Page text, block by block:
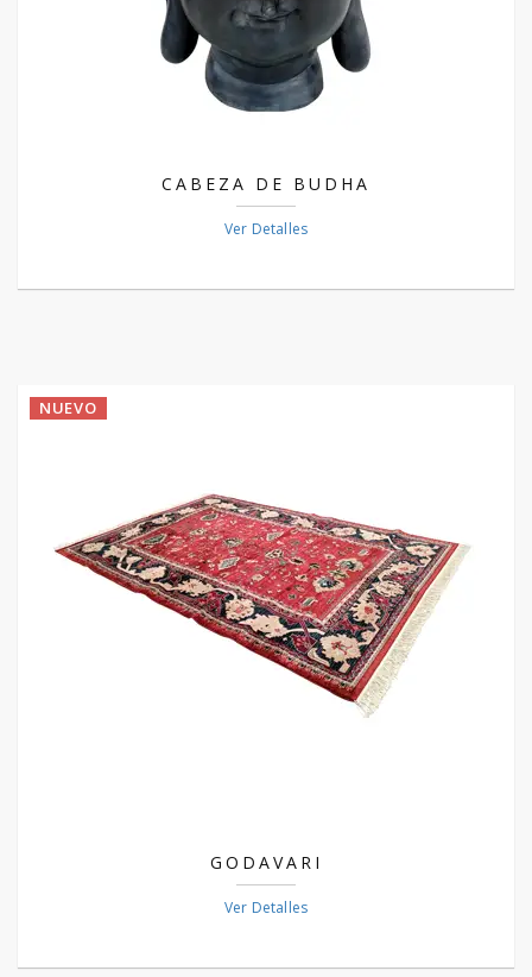
CABEZA DE BUDHA
Ver Detalles
NUEVO
GODAVARI
Ver Detalles